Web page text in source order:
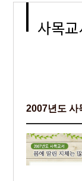
사목교
2007년도 사